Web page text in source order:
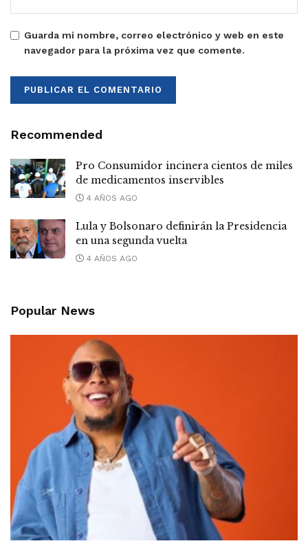
Guarda mi nombre, correo electrónico y web en este
navegador para la próxima vez que comente.
Recommended
Pro Consumidor incinera cientos de miles
de medicamentos inservibles
4 AÑOS AGO
Lula y Bolsonaro definirán la Presidencia
en una segunda vuelta
4 AÑOS AGO
Popular News